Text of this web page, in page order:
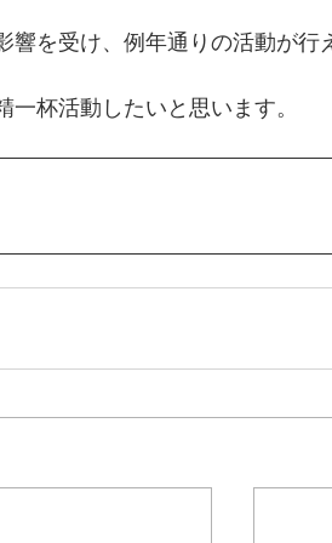
響を受け、例年通りの活動が行
杯活動したいと思います。